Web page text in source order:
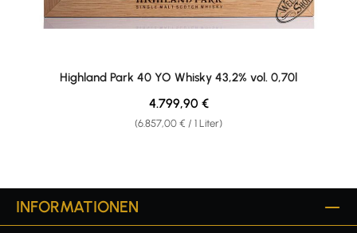
Highland Park 40 YO Whisky 43,2% vol. 0,70l
(6.857,00 € / 1 Liter)
Regulärer Preis:
4.799,90 €
INFORMATIONEN